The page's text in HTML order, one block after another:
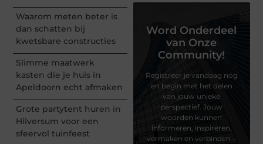
Waarom meten beter is
dan schatten bij
kwetsbare constructies
Slimme maatwerk
kasten die je huis in
Apeldoorn echt afmaken
Grote partytent huren in
Hilversum voor een
sfeervol tuinfeest
Word Onderdeel
van Onze
Community!
Registreer je vandaag nog
en begin met het delen
van jouw unieke
perspectief. Jouw
woorden kunnen
informeren, inspireren,
vermaken en verbinden –